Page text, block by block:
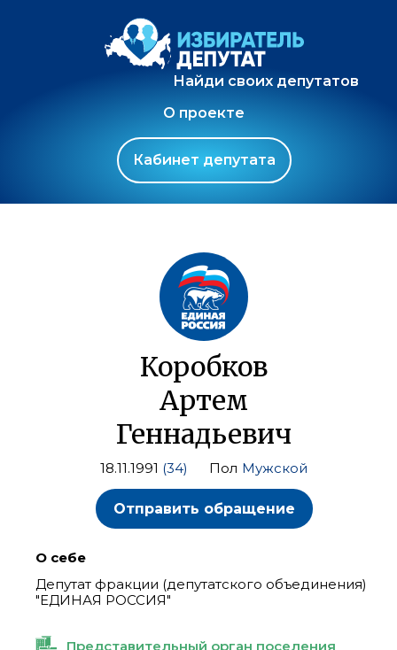
Найди своих депутатов
О проекте
Кабинет депутата
Коробков
Артем
Геннадьевич
18.11.1991 (34) Пол Мужской
Отправить обращение
О себе
Депутат фракции (депутатского объединения)
"ЕДИНАЯ РОССИЯ"
Представительный орган поселения